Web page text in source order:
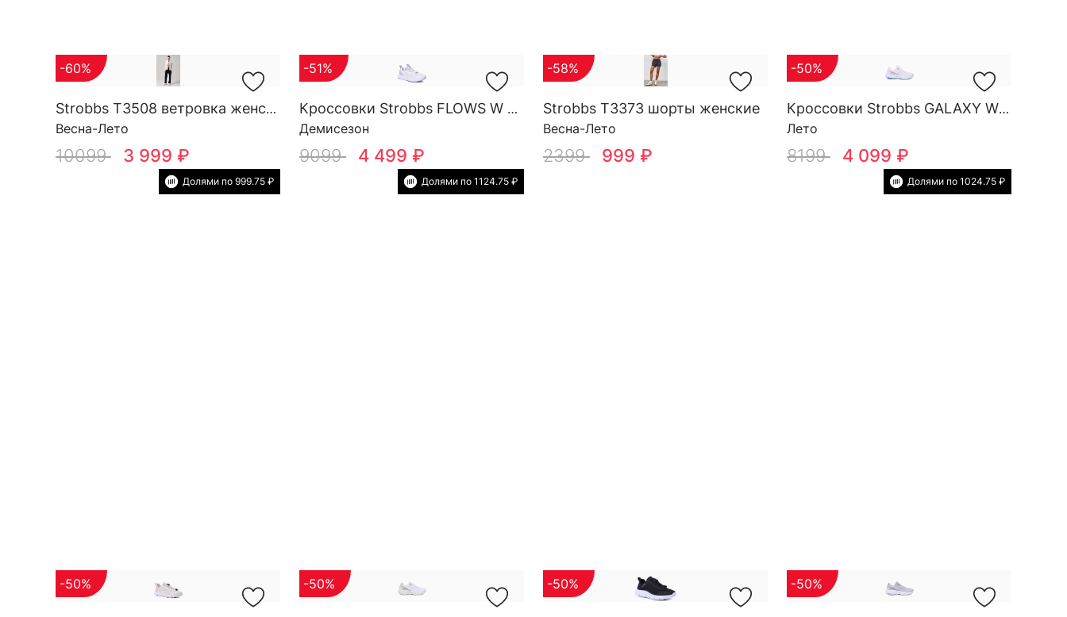
Strobbs T3508 ветровка женская
Весна-Лето
-60%
10099 3 999 ₽
Долями по 999.75 ₽
Кроссовки Strobbs FLOWS W 7743-6
Демисезон
-51%
9099 4 499 ₽
Долями по 1124.75 ₽
Strobbs T3373 шорты женские
Весна-Лето
-58%
2399 999 ₽
Кроссовки Strobbs GALAXY W 7801-6
Лето
-50%
8199 4 099 ₽
Долями по 1024.75 ₽
-50% -50% -50% -50%